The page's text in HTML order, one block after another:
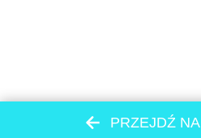
PRZEJDŹ NA